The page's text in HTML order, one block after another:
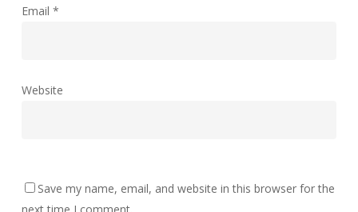
Email *
Website
Save my name, email, and website in this browser for the
next time I comment.